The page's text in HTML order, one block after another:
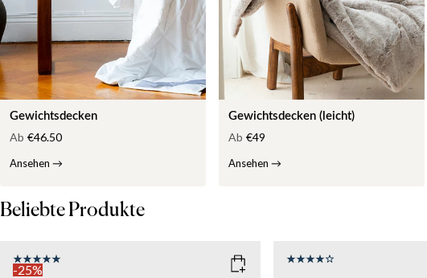
Gewichtsdecken
Ab €46.50
Ansehen →
Gewichtsdecken (leicht)
Ab €49
Ansehen →
Beliebte Produkte
-25%